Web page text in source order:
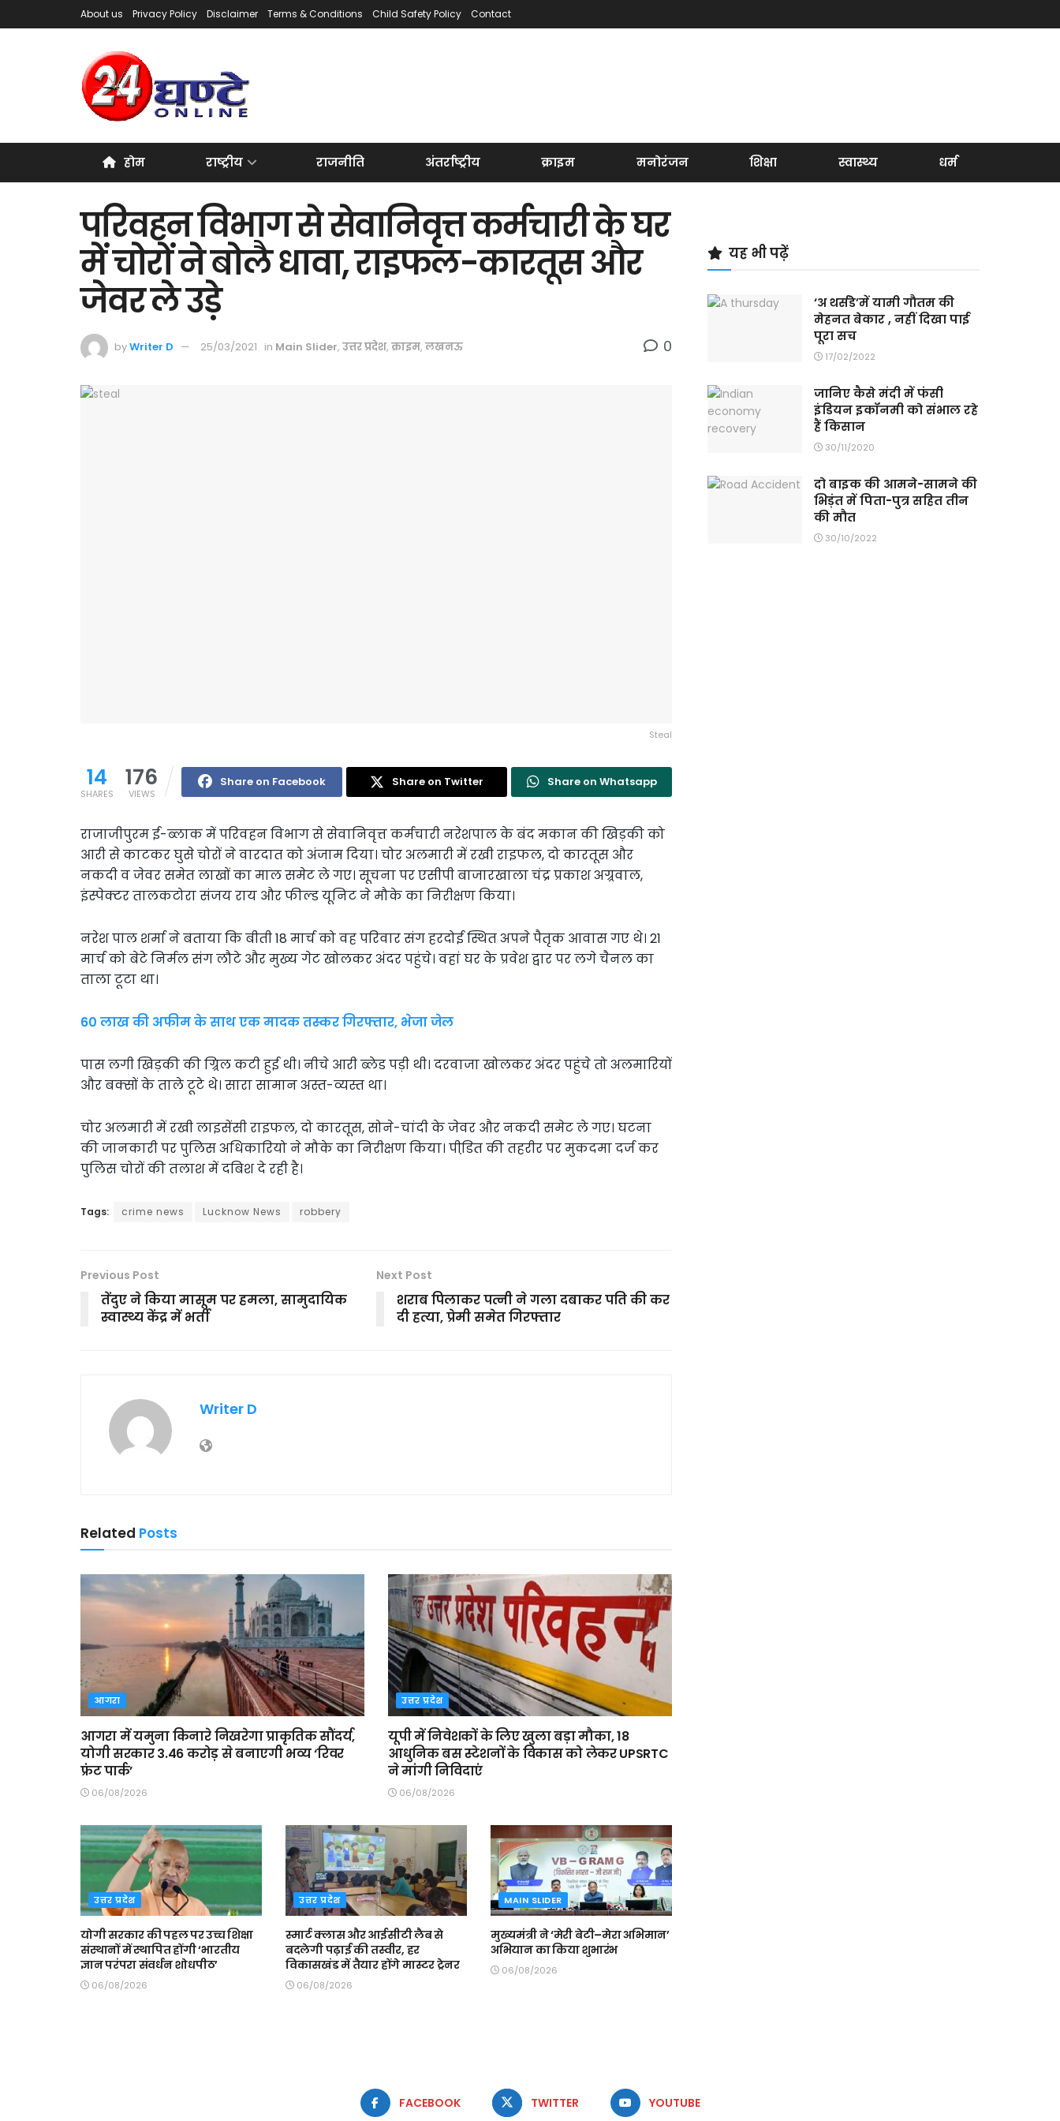
About us Privacy Policy Disclaimer Terms & Conditions Child Safety Policy Contact
होम राष्ट्रीय राजनीति अंतर्राष्ट्रीय क्राइम मनोरंजन शिक्षा स्वास्थ्य धर्म
परिवहन विभाग से सेवानिवृत्त कर्मचारी के घर
में चोरों ने बोलै धावा, राइफल-कारतूस और
जेवर ले उड़े
byWriter D 25/03/2021 in Main Slider, उत्तर प्रदेश, क्राइम, लखनऊ 0
Steal
14
SHARES
176
VIEWS
Share on Facebook Share on Twitter Share on Whatsapp
राजाजीपुरम ई-ब्लाक में परिवहन विभाग से सेवानिवृत्त कर्मचारी नरेशपाल के बंद मकान की खिड़की को
आरी से काटकर घुसे चोरों ने वारदात को अंजाम दिया। चोर अलमारी में रखी राइफल, दो कारतूस और
नकदी व जेवर समेत लाखों का माल समेट ले गए। सूचना पर एसीपी बाजारखाला चंद्र प्रकाश अग्र्रवाल,
इंस्पेक्टर तालकटोरा संजय राय और फील्ड यूनिट ने मौके का निरीक्षण किया।
नरेश पाल शर्मा ने बताया कि बीती 18 मार्च को वह परिवार संग हरदोई स्थित अपने पैतृक आवास गए थे। 21
मार्च को बेटे निर्मल संग लौटे और मुख्य गेट खोलकर अंदर पहुंचे। वहां घर के प्रवेश द्वार पर लगे चैनल का
ताला टूटा था।
60 लाख की अफीम के साथ एक मादक तस्कर गिरफ्तार, भेजा जेल
पास लगी खिड़की की ग्र्रिल कटी हुई थी। नीचे आरी ब्लेड पड़ी थी। दरवाजा खोलकर अंदर पहुंचे तो अलमारियों
और बक्सों के ताले टूटे थे। सारा सामान अस्त-व्यस्त था।
चोर अलमारी में रखी लाइसेंसी राइफल, दो कारतूस, सोने-चांदी के जेवर और नकदी समेट ले गए। घटना
की जानकारी पर पुलिस अधिकारियो ने मौके का निरीक्षण किया। पीडि़त की तहरीर पर मुकदमा दर्ज कर
पुलिस चोरों की तलाश में दबिश दे रही है।
Tags: crime news Lucknow News robbery
Previous Post
तेंदुए ने किया मासूम पर हमला, सामुदायिक
स्वास्थ्य केंद्र में भर्ती
Next Post
शराब पिलाकर पत्नी ने गला दबाकर पति की कर
दी हत्या, प्रेमी समेत गिरफ्तार
Writer D
Related Posts
आगरा
आगरा में यमुना किनारे निखरेगा प्राकृतिक सौंदर्य,
योगी सरकार 3.46 करोड़ से बनाएगी भव्य ‘रिवर
फ्रंट पार्क’
06/08/2026
उत्तर प्रदेश
यूपी में निवेशकों के लिए खुला बड़ा मौका, 18
आधुनिक बस स्टेशनों के विकास को लेकर UPSRTC
ने मांगी निविदाएं
06/08/2026
उत्तर प्रदेश
योगी सरकार की पहल पर उच्च शिक्षा
संस्थानों में स्थापित होंगी ‘भारतीय
ज्ञान परंपरा संवर्धन शोधपीठ’
06/08/2026
उत्तर प्रदेश
स्मार्ट क्लास और आईसीटी लैब से
बदलेगी पढ़ाई की तस्वीर, हर
विकासखंड में तैयार होंगे मास्टर ट्रेनर
06/08/2026
MAIN SLIDER
मुख्यमंत्री ने ‘मेरी बेटी–मेरा अभिमान’
अभियान का किया शुभारंभ
06/08/2026
यह भी पढ़ें
‘अ थर्सडे’में यामी गौतम की
मेहनत बेकार , नहीं दिखा पाई
पूरा सच
17/02/2022
जानिए कैसे मंदी में फंसी
इंडियन इकॉनमी को संभाल रहे
हैं किसान
30/11/2020
दो बाइक की आमने-सामने की
भिड़ंत में पिता-पुत्र सहित तीन
की मौत
30/10/2022
FACEBOOK TWITTER YOUTUBE